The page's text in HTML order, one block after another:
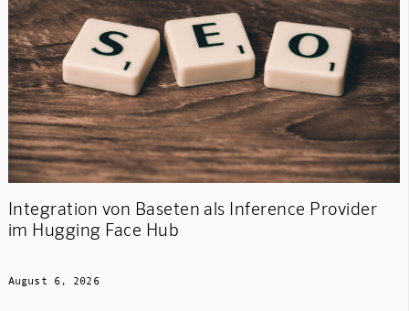
Integration von Baseten als Inference Provider
im Hugging Face Hub
August 6, 2026